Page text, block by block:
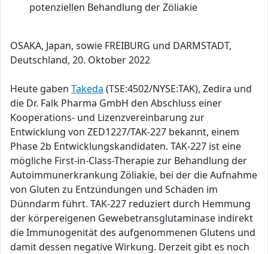
potenziellen Behandlung der Zöliakie
OSAKA, Japan, sowie FREIBURG und DARMSTADT,
Deutschland, 20. Oktober 2022
Heute gaben Takeda (TSE:4502/NYSE:TAK), Zedira und
die Dr. Falk Pharma GmbH den Abschluss einer
Kooperations- und Lizenzvereinbarung zur
Entwicklung von ZED1227/TAK-227 bekannt, einem
Phase 2b Entwicklungskandidaten. TAK-227 ist eine
mögliche First-in-Class-Therapie zur Behandlung der
Autoimmunerkrankung Zöliakie, bei der die Aufnahme
von Gluten zu Entzündungen und Schäden im
Dünndarm führt. TAK-227 reduziert durch Hemmung
der körpereigenen Gewebetransglutaminase indirekt
die Immunogenität des aufgenommenen Glutens und
damit dessen negative Wirkung. Derzeit gibt es noch